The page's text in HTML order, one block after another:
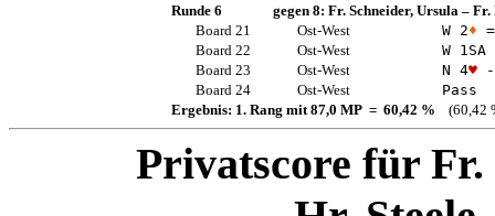
Runde 6
gegen 8: Fr. Schneider, Ursula – Fr.
Board 21
Ost-West W 2♦ =
Board 22
Ost-West W 1 SA
Board 23
Ost-West N 4♥-
Board 24
Ost-West
Pass
Ergebnis: 1. Rang mit 87,0 MP = 60,42 % (60,42
Privatscore für Fr.